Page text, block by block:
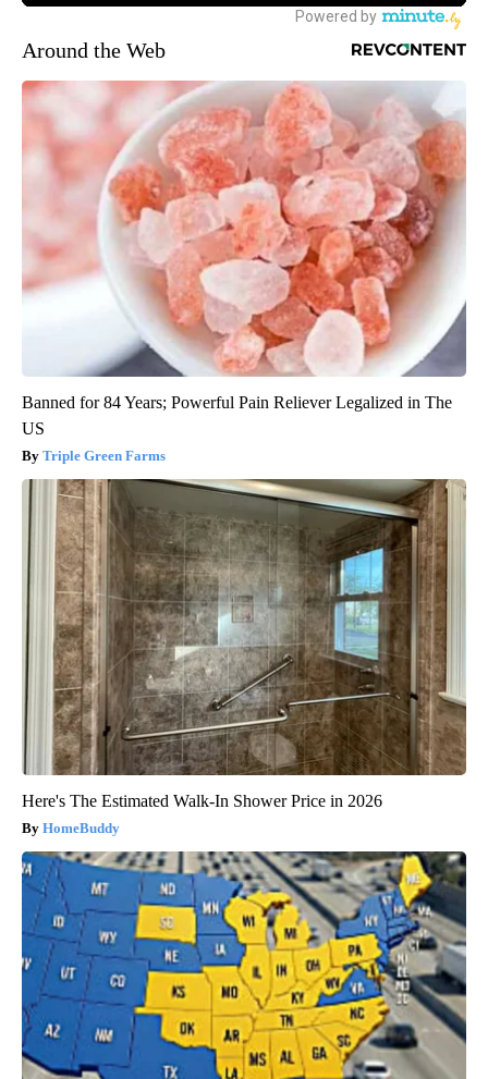
Around the Web
Banned for 84 Years; Powerful Pain Reliever Legalized in The
US
Triple Green Farms
Here's The Estimated Walk-In Shower Price in 2026
HomeBuddy